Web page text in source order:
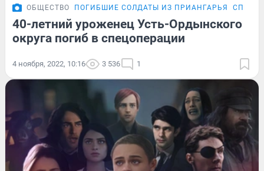
ОБЩЕСТВО ПОГИБШИЕ СОЛДАТЫ ИЗ ПРИАНГАРЬЯ
40-летний уроженец Усть-Ордынского
округа погиб в спецоперации
4 ноября, 2022, 10:16 3 536 1